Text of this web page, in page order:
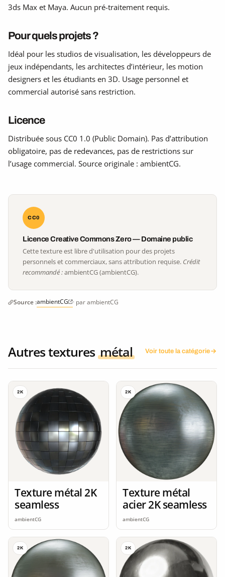
3ds Max et Maya. Aucun pré-traitement requis.
Pour quels projets ?
Idéal pour les studios de visualisation, les développeurs de
jeux indépendants, les architectes d’intérieur, les motion
designers et les étudiants en 3D. Usage personnel et
commercial autorisé sans restriction.
Licence
Distribuée sous CC0 1.0 (Public Domain). Pas d’attribution
obligatoire, pas de redevances, pas de restrictions sur
l’usage commercial. Source originale : ambientCG.
CC0
Licence Creative Commons Zero — Domaine public
Cette texture est libre d'utilisation pour des projets
personnels et commerciaux, sans attribution requise. Crédit
recommandé :ambientCG (ambientCG).
Source :ambientCG · par ambientCG
Autres textures métal Voir toute la catégorie
2K
Texture métal 2K
seamless
ambientCG
2K
Texture métal
acier 2K seamless
ambientCG
2K 2K